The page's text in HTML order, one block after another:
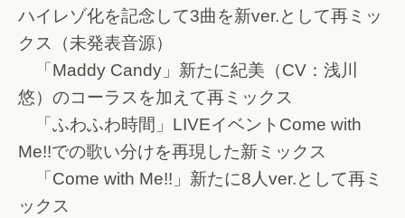
ハイレゾ化を記念して3曲を新ver.として再ミッ
クス（未発表音源）
「Maddy Candy」新たに紀美（CV：浅川
悠）のコーラスを加えて再ミックス
「ふわふわ時間」LIVEイベントCome with
Me!!での歌い分けを再現した新ミックス
「Come with Me!!」新たに8人ver.として再ミ
ックス